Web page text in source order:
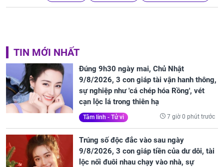
TIN MỚI NHẤT
Đúng 9h30 ngày mai, Chủ Nhật
9/8/2026, 3 con giáp tài vận hanh thông,
sự nghiệp như 'cá chép hóa Rồng', vét
cạn lộc lá trong thiên hạ
Tâm linh - Tử vi 7 giờ 0 phút trước
Trúng số độc đắc vào sau ngày
9/8/2026, 3 con giáp tiền của dư dôi, tài
lộc nối đuôi nhau chạy vào nhà, sự